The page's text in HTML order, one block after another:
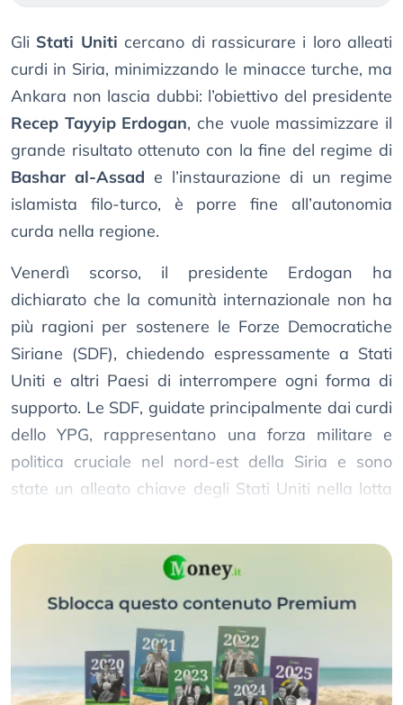
Gli Stati Uniti cercano di rassicurare i loro alleati
curdi in Siria, minimizzando le minacce turche, ma
Ankara non lascia dubbi: l’obiettivo del presidente
Recep Tayyip Erdogan, che vuole massimizzare il
grande risultato ottenuto con la fine del regime di
Bashar al-Assad e l’instaurazione di un regime
islamista filo-turco, è porre fine all’autonomia
curda nella regione.
Venerdì scorso, il presidente Erdogan ha
dichiarato che la comunità internazionale non ha
più ragioni per sostenere le Forze Democratiche
Siriane (SDF), chiedendo espressamente a Stati
Uniti e altri Paesi di interrompere ogni forma di
supporto. Le SDF, guidate principalmente dai curdi
dello YPG, rappresentano una forza militare e
politica cruciale nel nord-est della Siria e sono
state un alleato chiave degli Stati Uniti nella lotta